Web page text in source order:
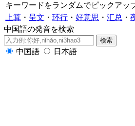
キーワードをランダムでピックアッ
上算 ・ 呈文 ・ 环行 ・ 好意思 ・ 汇总 ・
中国語の発音を検索
中国語 日本語